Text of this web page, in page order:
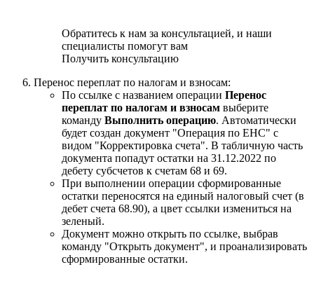
Обратитесь к нам за консультацией, и наши
специалисты помогут вам
Получить консультацию
Перенос переплат по налогам и взносам:
По ссылке с названием операции Перенос
переплат по налогам и взносам выберите
команду Выполнить операцию. Автоматически
будет создан документ "Операция по ЕНС" с
видом "Корректировка счета". В табличную часть
документа попадут остатки на 31.12.2022 по
дебету субсчетов к счетам 68 и 69.
При выполнении операции сформированные
остатки переносятся на единый налоговый счет (в
дебет счета 68.90), а цвет ссылки измениться на
зеленый.
Документ можно открыть по ссылке, выбрав
команду "Открыть документ", и проанализировать
сформированные остатки.